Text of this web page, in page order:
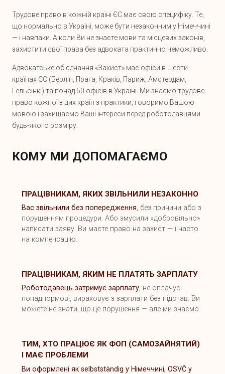
Трудове право в кожній країні ЄС має свою специфіку. Те,
що нормально в Україні, може бути незаконним у Німеччині
— і навпаки. А коли Ви не знаєте мови та місцевих законів,
захистити свої права без адвоката практично неможливо.
Адвокатське об'єднання «Захист» має офіси в шести
країнах ЄС (Берлін, Прага, Краків, Париж, Амстердам,
Гельсінкі) та понад 50 офісів в Україні. Ми знаємо трудове
право кожної з цих країн з практики, говоримо Вашою
мовою і захищаємо Ваші інтереси перед роботодавцями
будь-якого розміру.
КОМУ МИ ДОПОМАГАЄМО
ПРАЦІВНИКАМ, ЯКИХ ЗВІЛЬНИЛИ НЕЗАКОННО
Вас звільнили без попередження, без причини або з
порушенням процедури. Або змусили «добровільно»
написати заяву. Ви маєте право на захист — і часто
на компенсацію.
ПРАЦІВНИКАМ, ЯКИМ НЕ ПЛАТЯТЬ ЗАРПЛАТУ
Роботодавець затримує зарплату, не оплачує
понаднормові, вираховує з зарплати без підстав. Ви
можете не знати, що це порушення — але ми знаємо.
ТИМ, ХТО ПРАЦЮЄ ЯК ФОП (САМОЗАЙНЯТИЙ)
І МАЄ ПРОБЛЕМИ
Ви оформлені як selbstständig у Німеччині, OSVČ у